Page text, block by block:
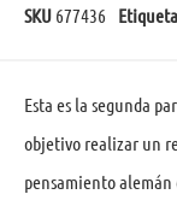
SKU 677436 Etiqueta
Esta es la segunda
objetivo realizar un
pensamiento alemán